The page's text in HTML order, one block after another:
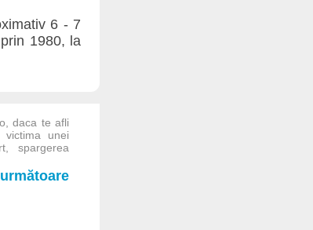
6 - 7
1980, la
daca te afli
unei
spargerea